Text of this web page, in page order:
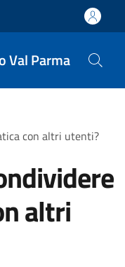
Val Parma
con altri utenti?
altri